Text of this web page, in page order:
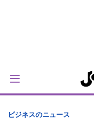
ビジネスのニュース